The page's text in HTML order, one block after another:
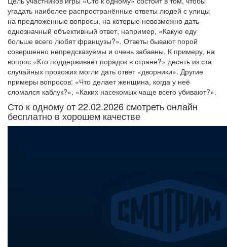
угадать наиболее распространённые ответы людей с улицы
на предложенные вопросы, на которые невозможно дать
однозначный объективный ответ, например, «Какую еду
больше всего любят французы?». Ответы бывают порой
совершенно непредсказуемы и очень забавны. К примеру, на
вопрос «Кто поддерживает порядок в стране?» десять из ста
случайных прохожих могли дать ответ «дворники». Другие
примеры вопросов: «Что делает женщина, когда у неё
сломался каблук?», «Каких насекомых чаще всего убивают?».
Сто к одному от 22.02.2026 смотреть онлайн
бесплатно в хорошем качестве